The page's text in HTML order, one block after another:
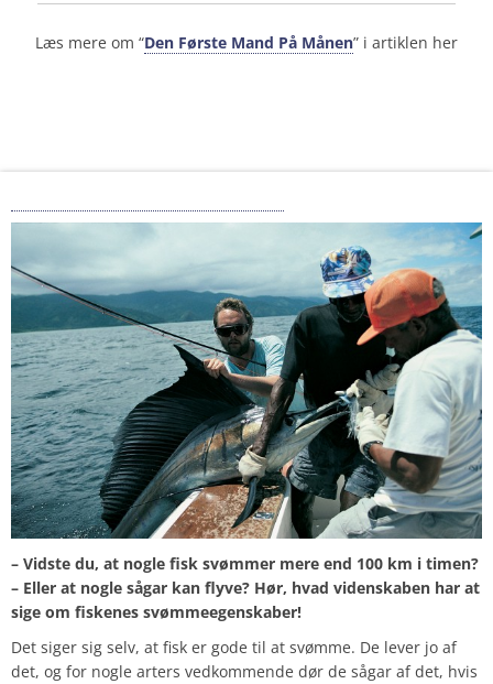
Læs mere om “Den Første Mand På Månen” i artiklen her
– Vidste du, at nogle fisk svømmer mere end 100 km i timen?
– Eller at nogle sågar kan flyve? Hør, hvad videnskaben har at
sige om fiskenes svømmeegenskaber!
Det siger sig selv, at fisk er gode til at svømme. De lever jo af
det, og for nogle arters vedkommende dør de sågar af det, hvis